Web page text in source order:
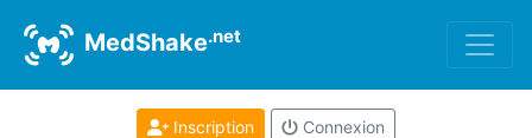
MedShake.net
Inscription Connexion